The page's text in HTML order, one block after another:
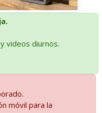
videos diurnos.
móvil para la